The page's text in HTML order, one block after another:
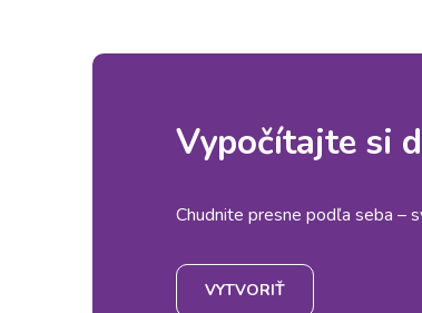
Vypočítajte si
Chudnite presne podľa seba –
VYTVORIŤ